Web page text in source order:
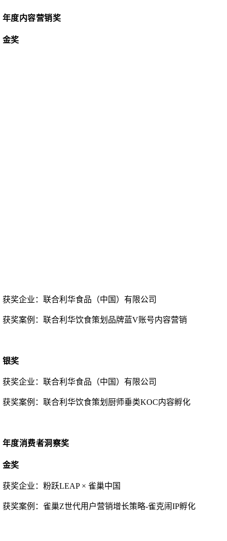
年度内容营销奖
金奖
获奖企业： 联合利华食品（中国）有限公司
获奖案例： 联合利华饮食策划品牌蓝V账号内容营销
银奖
获奖企业： 联合利华食品（中国）有限公司
获奖案例： 联合利华饮食策划厨师垂类KOC内容孵化
年度消费者洞察奖
金奖
获奖企业： 粉跃LEAP × 雀巢中国
获奖案例： 雀巢Z世代用户营销增长策略-雀克闹IP孵化